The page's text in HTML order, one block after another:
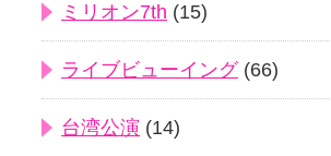
ミリオン7th (15)
ライブビューイング(66)
台湾公演 (14)